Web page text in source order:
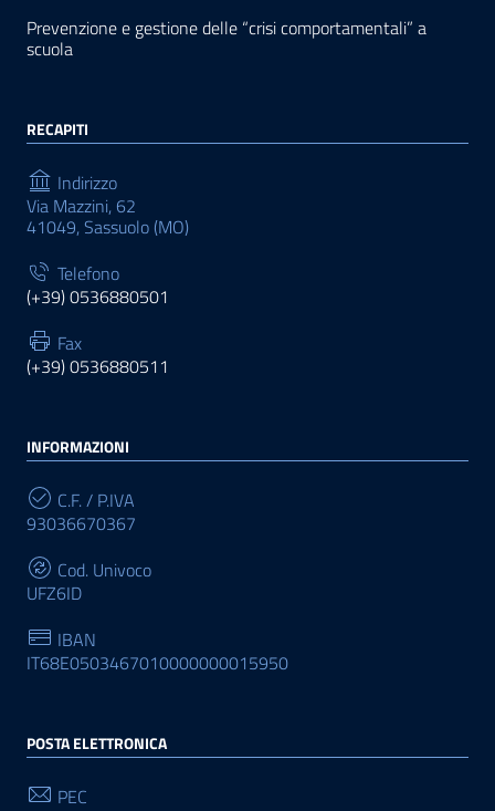
Prevenzione e gestione delle “crisi comportamentali” a
scuola
RECAPITI
Indirizzo
Via Mazzini, 62
41049, Sassuolo (MO)
Telefono
(+39) 0536880501
Fax
(+39) 0536880511
INFORMAZIONI
C.F. / P.IVA
93036670367
Cod. Univoco
UFZ6ID
IBAN
IT68E0503467010000000015950
POSTA ELETTRONICA
PEC